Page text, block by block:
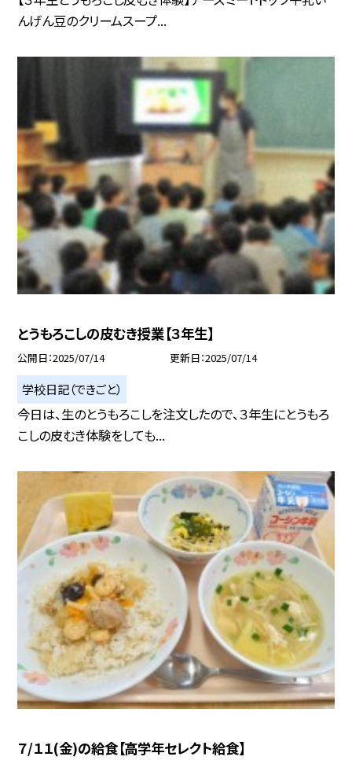
んげん豆のクリームスープ...
とうもろこしの皮むき授業【３年生】
公開日 2025/07/14 更新日 2025/07/14
学校日記（できごと）
今日は、生のとうもろこしを注文したので、３年生にとうもろ
こしの皮むき体験をしても...
７/１１(金)の給食【高学年セレクト給食】